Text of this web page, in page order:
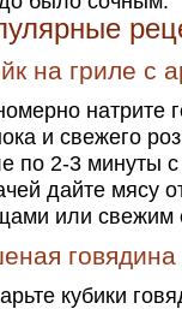
на гриле с
натрите
и свежего
по 2-3 минуты
дайте мясу
или свежим
кубики